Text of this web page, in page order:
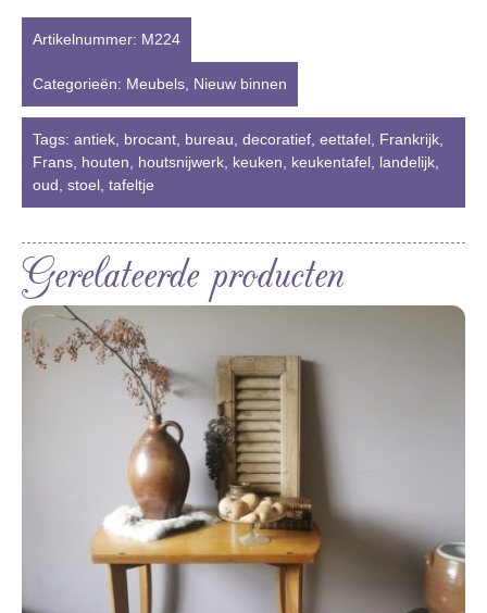
Artikelnummer: M224
Categorieën: Meubels, Nieuw binnen
Tags: antiek, brocant, bureau, decoratief, eettafel, Frankrijk,
Frans, houten, houtsnijwerk, keuken, keukentafel, landelijk,
oud, stoel, tafeltje
Gerelateerde producten